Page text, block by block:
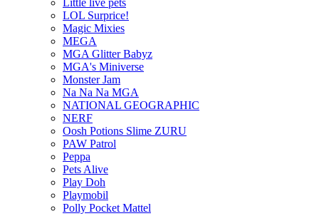
Little live pets
LOL Surprice!
Magic Mixies
MEGA
MGA Glitter Babyz
MGA's Miniverse
Monster Jam
Na Na Na MGA
NATIONAL GEOGRAPHIC
NERF
Oosh Potions Slime ZURU
PAW Patrol
Peppa
Pets Alive
Play Doh
Playmobil
Polly Pocket Mattel